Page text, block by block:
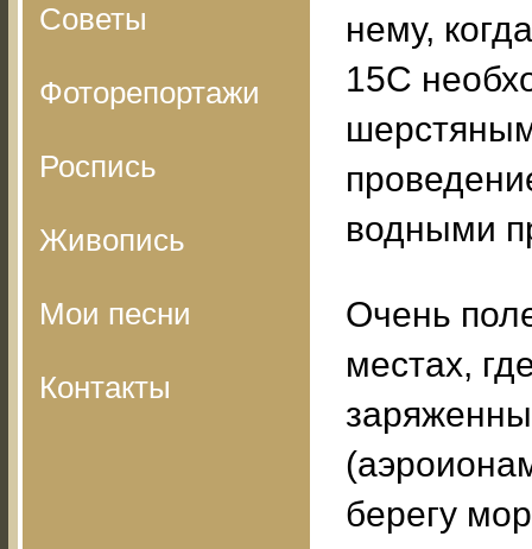
Советы
Фоторепортажи
Роспись
Живопись
Мои песни
Контакты
нему,
15С
водными
Очень
местах,
берегу